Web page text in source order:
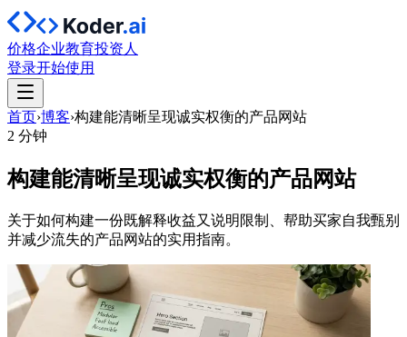
价格企业教育投资人
登录开始使用
首页›博客›构建能清晰呈现诚实权衡的产品网站
2 分钟
构建能清晰呈现诚实权衡的产品网站
关于如何构建一份既解释收益又说明限制、帮助买家自我甄别
并减少流失的产品网站的实用指南。